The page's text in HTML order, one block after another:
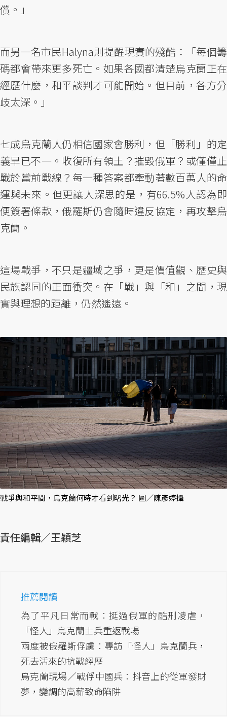
償。」
而另一名市民Halyna則提醒現實的殘酷：「每個籌
碼都會帶來更多死亡。如果各國都清楚烏克蘭正在
經歷什麼，和平談判才可能開始。但目前，各方分
歧太深。」
七成烏克蘭人仍相信國家會勝利，但「勝利」的定
義早已不一。收復所有領土？摧毀俄軍？或僅僅止
戰於當前戰線？每一種答案都牽動著數百萬人的命
運與未來。但更讓人深思的是，有66.5%人認為即
便簽署條款，俄羅斯仍會隨時違反協定，再攻擊烏
克蘭。
這場戰爭，不只是疆域之爭，更是價值觀、歷史與
民族認同的正面衝突。在「戰」與「和」之間，現
實與理想的距離，仍然遙遠。
戰爭與和平間，烏克蘭何時才看到曙光？ 圖／陳彥婷攝
責任編輯／王穎芝
推薦閱讀
為了平凡日常而戰：挺過俄軍的酷刑凌虐，
「怪人」烏克蘭士兵重返戰場
兩度被俄羅斯俘虜：專訪「怪人」烏克蘭兵，
死去活來的抗戰經歷
烏克蘭現場／戰俘中國兵：抖音上的從軍發財
夢，變調的高薪致命陷阱